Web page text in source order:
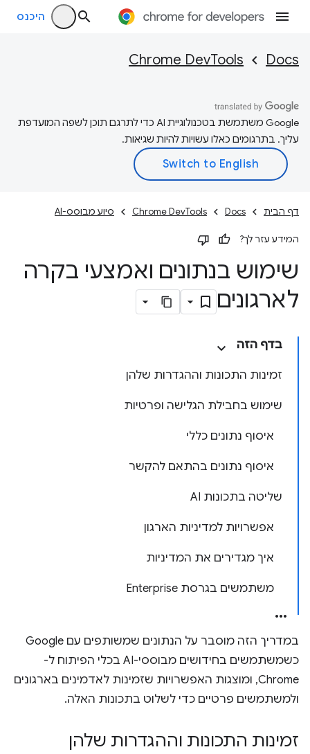
היכנס
Docs
Chrome DevTools
‫Google משתמשת בטכנולוגיית AI כדי לתרגם תוכן לשפה המועדפת
עליך. בתרגומים כאלו עשויות להיות שגיאות.
דף הבית Docs
Chrome DevTools סיוע מבוסס-AI
המידע עזר לך?
שימוש בנתונים ואמצעי בקרה
לארגונים
בדף הזה
זמינות התכונות וההגדרות שלהן
שימוש בחבילת הגלישה ופרטיות
איסוף נתונים כללי
איסוף נתונים בהתאם להקשר
שליטה בתכונות AI
אפשרויות למדיניות הארגון
איך מגדירים את המדיניות
משתמשים בגרסת Enterprise
במדריך הזה מוסבר על הנתונים שמשותפים עם Google
כשמשתמשים בחידושים מבוססי-AI בכלי הפיתוח ל-
Chrome, ומוצגות האפשרויות שזמינות לאדמינים בארגונים
ולמשתמשים פרטיים כדי לשלוט בתכונות האלה.
זמינות התכונות וההגדרות שלהן